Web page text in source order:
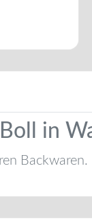
in
Backwaren.